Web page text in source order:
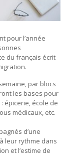
pour l’année
du français écrit
par blocs
les bases pour
épicerie, école de
médicaux, etc.
d’une
leur rythme dans
et l’estime de